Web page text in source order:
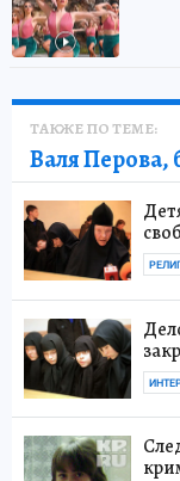
ТАКЖЕ ПО ТЕМЕ:
Валя Перова,